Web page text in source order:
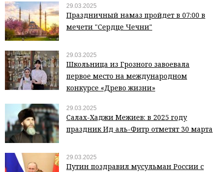
29.03.2025
Праздничный намаз пройдет в 07:00 в
мечети "Сердце Чечни"
29.03.2025
Школьница из Грозного завоевала
первое место на международном
конкурсе «Древо жизни»
29.03.2025
Салах-Хаджи Межиев: в 2025 году
праздник Ид аль-Фитр отметят 30 марта
29.03.2025
Путин поздравил мусульман России с